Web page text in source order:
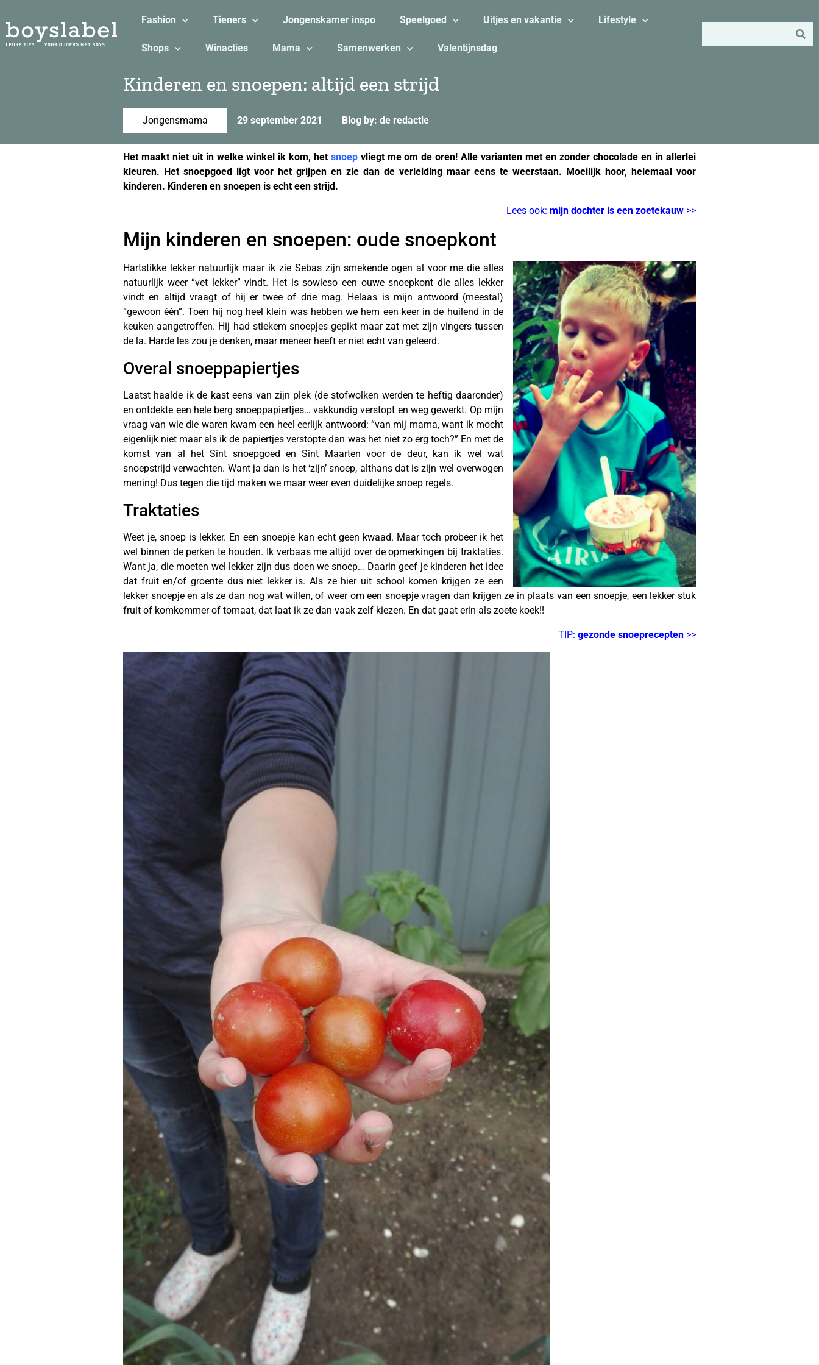
Fashion Tieners Jongenskamer inspo Speelgoed Uitjes en vakantie Lifestyle
Shops Winacties Mama Samenwerken Valentijnsdag
Kinderen en snoepen: altijd een strijd
Jongensmama 29 september 2021 Blog by: de redactie
Het maakt niet uit in welke winkel ik kom, het snoepvliegt me om de oren! Alle varianten met en zonder chocolade en in allerlei
kleuren. Het snoepgoed ligt voor het grijpen en zie dan de verleiding maar eens te weerstaan. Moeilijk hoor, helemaal voor
kinderen. Kinderen en snoepen is echt een strijd.
Lees ook: mijn dochter is een zoetekauw >>
Mijn kinderen en snoepen: oude snoepkont
Hartstikke lekker natuurlijk maar ik zie Sebas zijn smekende ogen al voor me die alles
natuurlijk weer “vet lekker” vindt. Het is sowieso een ouwe snoepkont die alles lekker
vindt en altijd vraagt of hij er twee of drie mag. Helaas is mijn antwoord (meestal)
“gewoon één”. Toen hij nog heel klein was hebben we hem een keer in de huilend in de
keuken aangetroffen. Hij had stiekem snoepjes gepikt maar zat met zijn vingers tussen
de la. Harde les zou je denken, maar meneer heeft er niet echt van geleerd.
Overal snoeppapiertjes
Laatst haalde ik de kast eens van zijn plek (de stofwolken werden te heftig daaronder)
en ontdekte een hele berg snoeppapiertjes… vakkundig verstopt en weg gewerkt. Op mijn
vraag van wie die waren kwam een heel eerlijk antwoord: “van mij mama, want ik mocht
eigenlijk niet maar als ik de papiertjes verstopte dan was het niet zo erg toch?” En met de
komst van al het Sint snoepgoed en Sint Maarten voor de deur, kan ik wel wat
snoepstrijd verwachten. Want ja dan is het ‘zijn’ snoep, althans dat is zijn wel overwogen
mening! Dus tegen die tijd maken we maar weer even duidelijke snoep regels.
Traktaties
Weet je, snoep is lekker. En een snoepje kan echt geen kwaad. Maar toch probeer ik het
wel binnen de perken te houden. Ik verbaas me altijd over de opmerkingen bij traktaties.
Want ja, die moeten wel lekker zijn dus doen we snoep… Daarin geef je kinderen het idee
dat fruit en/of groente dus niet lekker is. Als ze hier uit school komen krijgen ze een
lekker snoepje en als ze dan nog wat willen, of weer om een snoepje vragen dan krijgen ze in plaats van een snoepje, een lekker stuk
fruit of komkommer of tomaat, dat laat ik ze dan vaak zelf kiezen. En dat gaat erin als zoete koek!!
TIP: gezonde snoeprecepten >>